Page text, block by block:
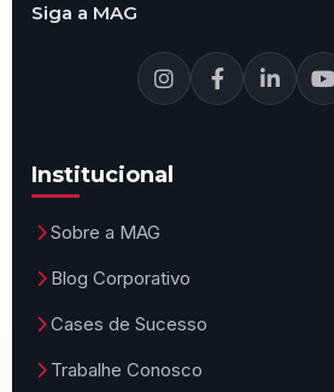
Siga a MAG
Institucional
Sobre a MAG
Blog Corporativo
Cases de Sucesso
Trabalhe Conosco